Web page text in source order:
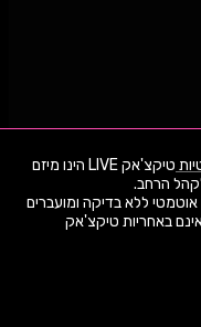
טיקצ'אק LIVE הינו מיזם
אוטמטי ללא בדיקה ומועברים
באחריות טיקצ'אק